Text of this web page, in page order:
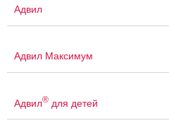
Адвил
Адвил Максимум
Адвил® для детей